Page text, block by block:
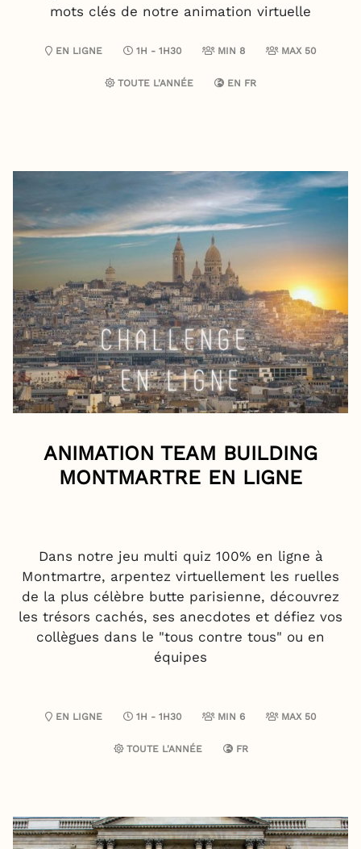
mots clés de notre animation virtuelle
EN LIGNE 1H - 1H30 MIN 8 MAX 50
TOUTE L'ANNÉE EN FR
ANIMATION TEAM BUILDING
MONTMARTRE EN LIGNE
Dans notre jeu multi quiz 100% en ligne à
Montmartre, arpentez virtuellement les ruelles
de la plus célèbre butte parisienne, découvrez
les trésors cachés, ses anecdotes et défiez vos
collègues dans le "tous contre tous" ou en
équipes
EN LIGNE 1H - 1H30 MIN 6 MAX 50
TOUTE L'ANNÉE FR